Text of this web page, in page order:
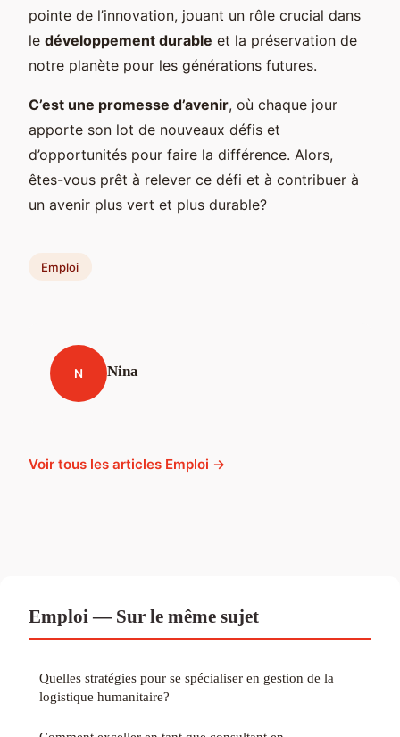
pointe de l’innovation, jouant un rôle crucial dans
le développement durable et la préservation de
notre planète pour les générations futures.
C’est une promesse d’avenir, où chaque jour
apporte son lot de nouveaux défis et
d’opportunités pour faire la différence. Alors,
êtes-vous prêt à relever ce défi et à contribuer à
un avenir plus vert et plus durable?
Emploi
N Nina
Voir tous les articles Emploi →
Emploi — Sur le même sujet
Quelles stratégies pour se spécialiser en gestion de la
logistique humanitaire?